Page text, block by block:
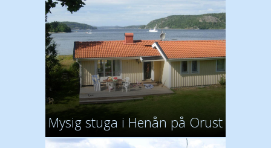
Mysig stuga i Henån på Orust